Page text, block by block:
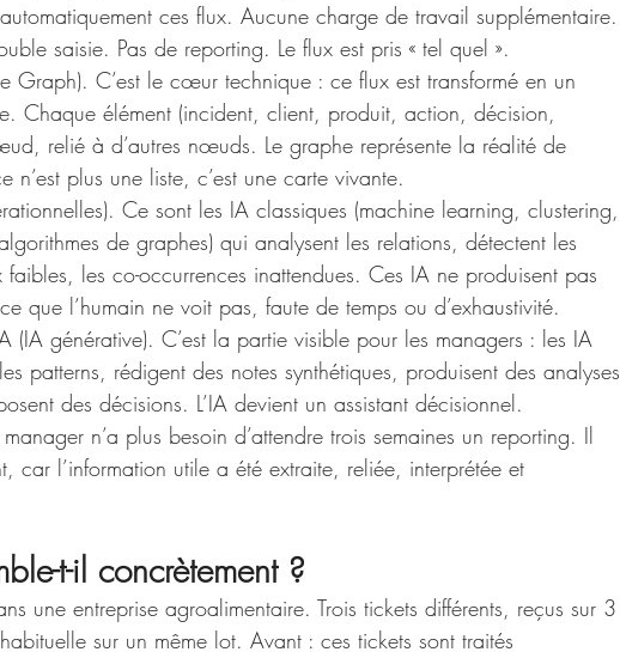
ces flux. Aucune charge de travail supplémentaire.
saisie. Pas de reporting. Le flux est pris « tel quel ».
Graph). C’est le cœur technique : ce flux est transformé en un
Chaque élément (incident, client, produit, action, décision,
relié à d’autres nœuds. Le graphe représente la réalité de
n’est plus une liste, c’est une carte vivante.
Ce sont les IA classiques (machine learning, clustering,
de graphes) qui analysent les relations, détectent les
faibles, les co-occurrences inattendues. Ces IA ne produisent pas
que l’humain ne voit pas, faute de temps ou d’exhaustivité.
(IA générative). C’est la partie visible pour les managers : les IA
patterns, rédigent des notes synthétiques, produisent des analyses
des décisions. L’IA devient un assistant décisionnel.
n’a plus besoin d’attendre trois semaines un reporting. Il
car l’information utile a été extraite, reliée, interprétée et
t-il concrètement ?
une entreprise agroalimentaire. Trois tickets différents, reçus sur 3
sur un même lot. Avant : ces tickets sont traités